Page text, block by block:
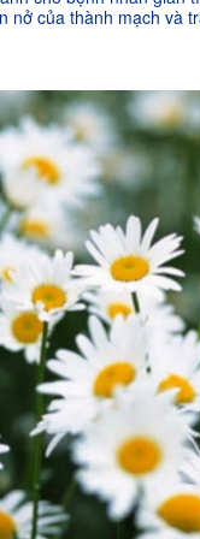
nở của thành mạch và